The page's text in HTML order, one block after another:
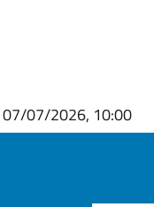
07/07/2026, 10:00